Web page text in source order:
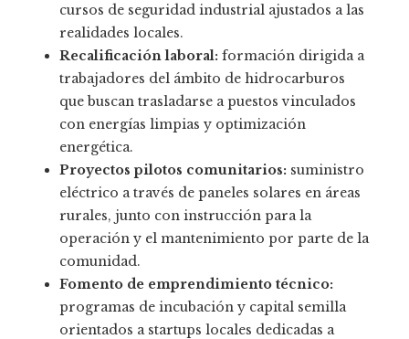
cursos de seguridad industrial ajustados a las
realidades locales.
Recalificación laboral: formación dirigida a
trabajadores del ámbito de hidrocarburos
que buscan trasladarse a puestos vinculados
con energías limpias y optimización
energética.
Proyectos pilotos comunitarios: suministro
eléctrico a través de paneles solares en áreas
rurales, junto con instrucción para la
operación y el mantenimiento por parte de la
comunidad.
Fomento de emprendimiento técnico:
programas de incubación y capital semilla
orientados a startups locales dedicadas a